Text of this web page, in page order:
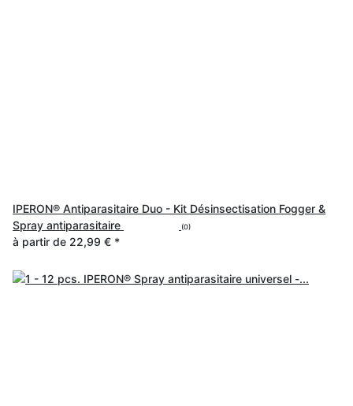
IPERON® Antiparasitaire Duo - Kit Désinsectisation Fogger &
Spray antiparasitaire
(0)
à partir de 22,99 € *